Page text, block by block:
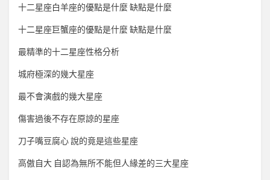
十二星座白羊座的優點是什麼 缺點是什麼
十二星座巨蟹座的優點是什麼 缺點是什麼
最精準的十二星座性格分析
城府極深的幾大星座
最不會演戲的幾大星座
傷害過後不存在原諒的星座
刀子嘴豆腐心 說的竟是這些星座
高傲自大 自認為無所不能但人緣差的三大星座